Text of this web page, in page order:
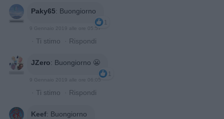
Paky65: Buongiorno
1
9 Gennaio 2019 alle ore 05:57
· Ti stimo · Rispondi
JZero: Buongiorno 😬
1
9 Gennaio 2019 alle ore 06:05
· Ti stimo · Rispondi
Keef: Buongiorno